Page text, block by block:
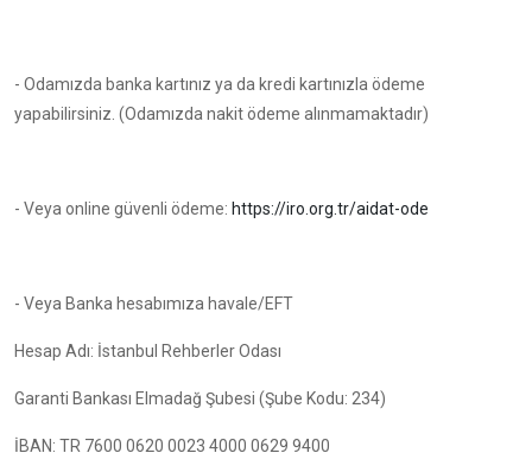
- Odamızda banka kartınız ya da kredi kartınızla ödeme
yapabilirsiniz. (Odamızda nakit ödeme alınmamaktadır)
- Veya online güvenli ödeme: https://iro.org.tr/aidat-ode
- Veya Banka hesabımıza havale/EFT
Hesap Adı: İstanbul Rehberler Odası
Garanti Bankası Elmadağ Şubesi (Şube Kodu: 234)
İBAN: TR 7600 0620 0023 4000 0629 9400